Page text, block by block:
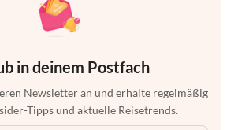
in deinem Postfach
Newsletter an und erhalte regelmäßig
Tipps und aktuelle Reisetrends.